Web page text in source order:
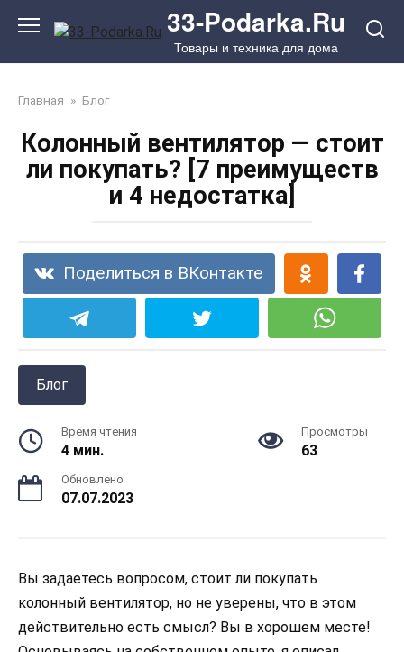
33-Podarka.Ru
Товары и техника для дома
Главная » Блог
Колонный вентилятор — стоит
ли покупать? [7 преимуществ
и 4 недостатка]
Поделиться в ВКонтакте
Блог
Время чтения
4 мин.
Просмотры
63
Обновлено
07.07.2023
Вы задаетесь вопросом, стоит ли покупать
колонный вентилятор, но не уверены, что в этом
действительно есть смысл? Вы в хорошем месте!